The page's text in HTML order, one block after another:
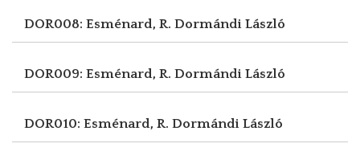
DOR008: Esménard, R. Dormándi László
DOR009: Esménard, R. Dormándi László
DOR010: Esménard, R. Dormándi László